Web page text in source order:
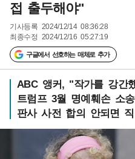
접 출두해야"
기사등록 2024/12/14 08:36:28
최종수정 2024/12/16 05:27:19
구글에서 선호하는 매체로 추가
ABC 앵커, "작가를 강간
트럼프 3월 명예훼손 소송
판사 사전 합의 안되면